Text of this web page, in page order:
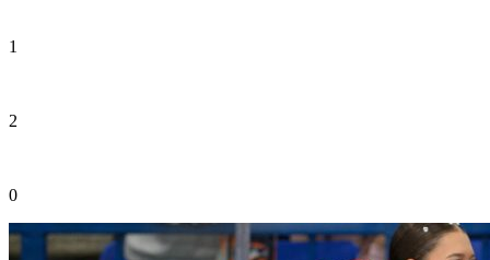
1
2
0